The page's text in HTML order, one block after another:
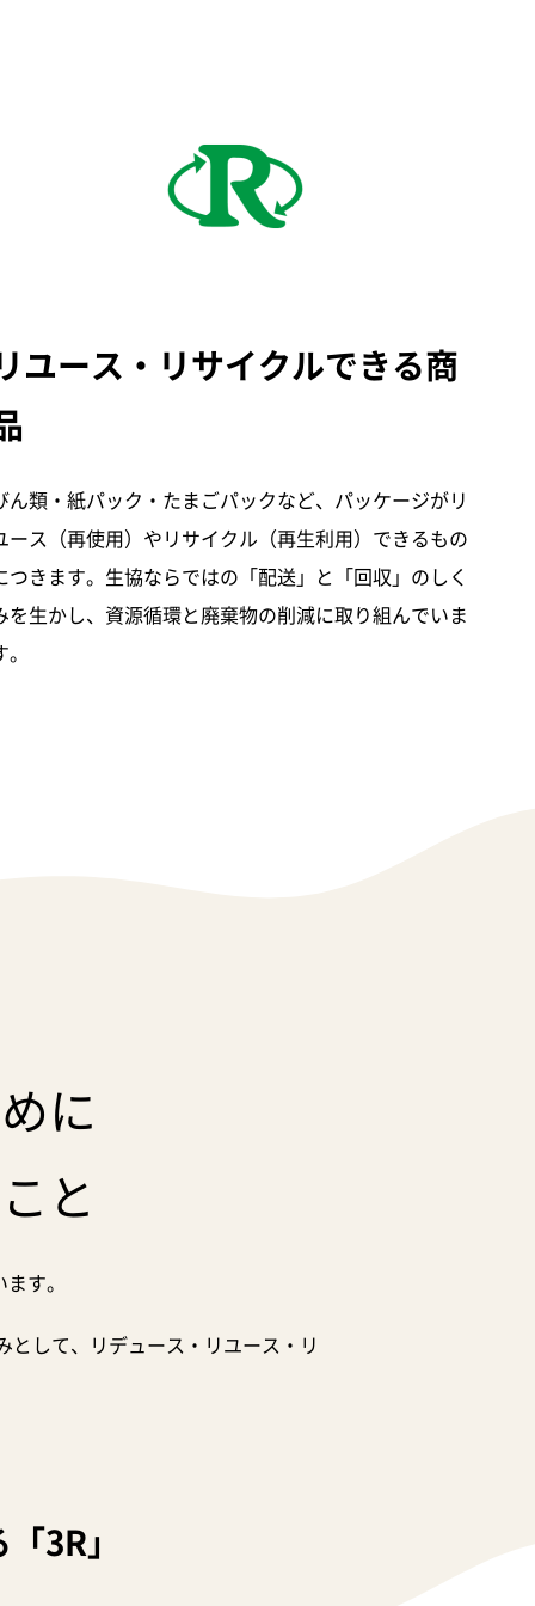
ユース・リサイクルできる商
ん類・紙パック・たまごパックなど、パッケージがリ
ース（再使用）やリサイクル（再生利用）できるもの
つきます。生協ならではの「配送」と「回収」のしく
を生かし、資源循環と廃棄物の削減に取り組んでいま
。
に
と
す。
として、リデュース・リユース・リ
「3R」